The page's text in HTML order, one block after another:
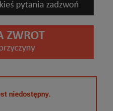
niedostępny.